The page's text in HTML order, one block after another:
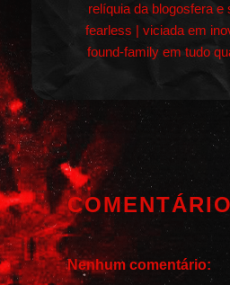
relíquia da blogosfera e
fearless | viciada em
found-family em tudo
Nenhum comentário: